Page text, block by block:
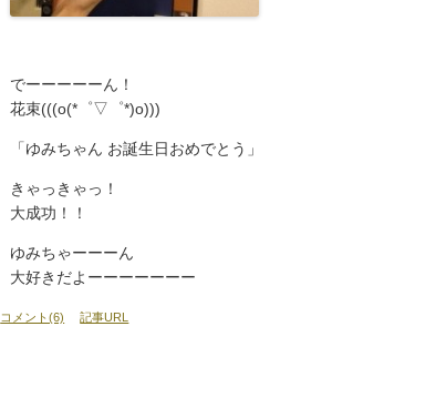
でーーーーーん！
花束(((o(*゜▽゜*)o)))
「ゆみちゃん お誕生日おめでとう」
きゃっきゃっ！
大成功！！
ゆみちゃーーーん
大好きだよーーーーーーー
コメント(6) 記事URL